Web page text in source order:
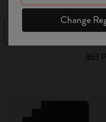
Filter
863
Jetzt
Change